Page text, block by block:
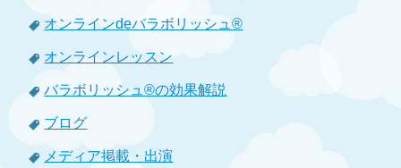
オンラインdeバラボリッシュ®
オンラインレッスン
バラボリッシュ®の効果解説
ブログ
メディア掲載・出演